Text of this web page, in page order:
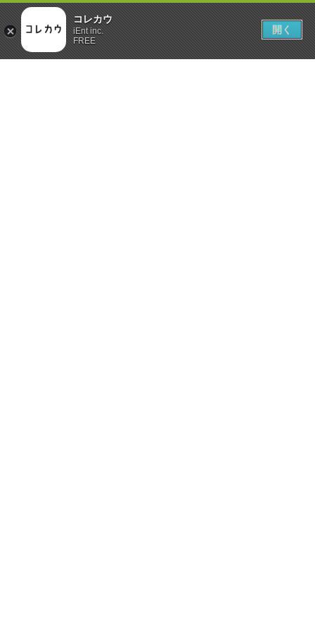
コレカウ
iEnt inc.
FREE
開く